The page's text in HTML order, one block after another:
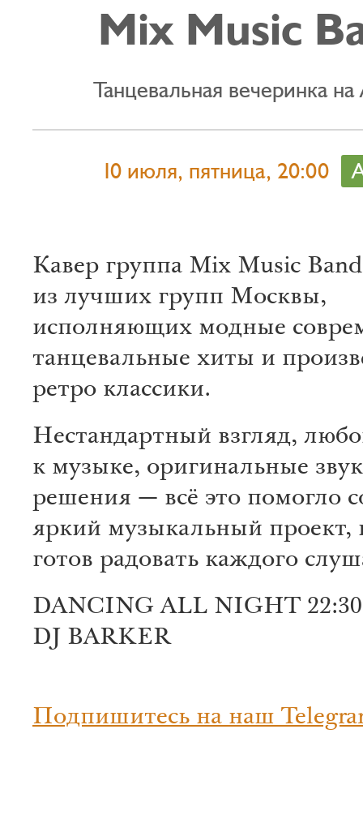
Mix Music
Танцевальная вечеринка на
10 июля, пятница, 20:00
Кавер группа Mix Music
из лучших групп Москвы,
исполняющих модные
танцевальные хиты и
ретро классики.
Нестандартный взгляд,
к музыке, оригинальные
решения — всё это помогло
яркий музыкальный проект,
готов радовать каждого
DANCING ALL NIGHT 22:30
DJ BARKER
Подпишитесь на наш